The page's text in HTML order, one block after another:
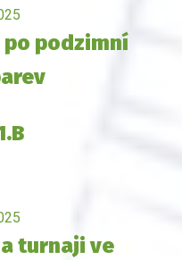
po podzimní
turnaji ve